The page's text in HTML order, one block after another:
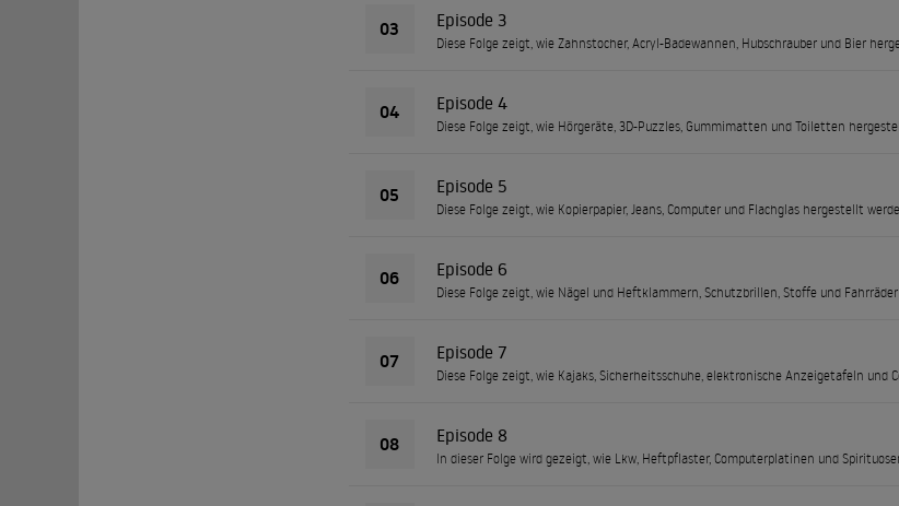
03 Episode 3
Diese Folge zeigt, wie Zahnstocher, Acryl-Badewannen, Hubschrauber und Bier
04 Episode 4
Diese Folge zeigt, wie Hörgeräte, 3D-Puzzles, Gummimatten und Toiletten
05 Episode 5
Diese Folge zeigt, wie Kopierpapier, Jeans, Computer und Flachglas hergestellt
06 Episode 6
Diese Folge zeigt, wie Nägel und Heftklammern, Schutzbrillen, Stoffe und
07 Episode 7
Diese Folge zeigt, wie Kajaks, Sicherheitsschuhe, elektronische Anzeigetafeln und
08 Episode 8
In dieser Folge wird gezeigt, wie Lkw, Heftpflaster, Computerplatinen und